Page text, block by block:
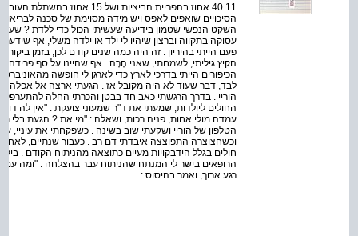
11 40 אחוז בהפריית הביציות
הסיכויים שואפים לאפס ויש מידה מסוימת של סכנה
השקט הנפשי שטמון בידיעה שעשיתי הכול כדי ללדת ?
עסוקה בתקווה וברצון שיהיו לי ילד או ילדה משלי, אף
פעם הייתי בהיריון . זה היה כמה שנים קודם לכן, בזמן
הקיץ גיליתי, לשמחתי, שאני הָרָה . אף שהיינו על סף
הכיפורים הייתי בדרכי לארץ כדי לארגן לי חופשה
לבד, דבר שעוד לא היה מקובל אז . הגעתי ארצה אל
הוריי . בדרך הרגשתי כאב חד בבטן והכרתי החלה
החולים ליולדות, שמעתי את ד"ר שמעוני צועקת : "אין לה
עמדה מולי אחות, פניה רכות, ושאלה : "מי את ? הגעת בלי
הטלפון של הוריי ושקעתי שוב בשינה . כשפקחתי את עיניי,
וכשחצוצרה התפוצצה איבדתי דם רב . כעבור שנתיים, לאחר
חולים בגלל הידבקויות מעיים כתוצאה מהניתוח הקודם .
הרופאים בישר לי המנתח שהניתוח עבר בהצלחה . "ומה עם
רגע ארוך, ואמר בהיסוס :